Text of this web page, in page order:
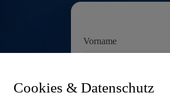
Vorname
E-Mail-Adresse
Cookies & Datenschutz